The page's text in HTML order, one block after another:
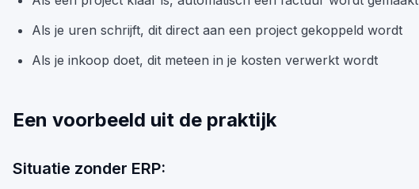
Als je uren schrijft, dit direct aan een project gekoppeld wordt
Als je inkoop doet, dit meteen in je kosten verwerkt wordt
Een voorbeeld uit de praktijk
Situatie zonder ERP: